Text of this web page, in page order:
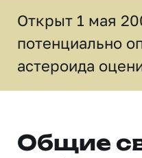
Открыт 1 мая
потенциально
астероида
Общие